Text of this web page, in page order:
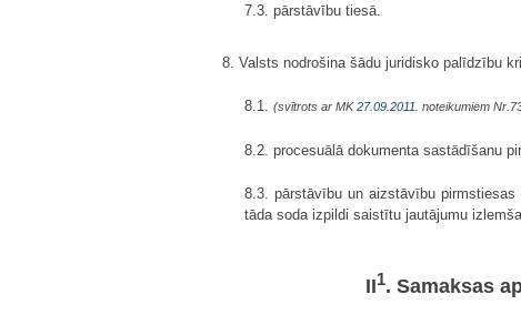
7.3. pārstāvību tiesā.
8. Valsts nodrošina šādu juridisko palīdzību
8.1. (svītrots ar MK27.09.2011. noteikumiem
8.2. procesuālā dokumenta sastādīšanu
8.3. pārstāvību un aizstāvību
tāda soda izpildi saistītu jautājumu
II1. Samaksas